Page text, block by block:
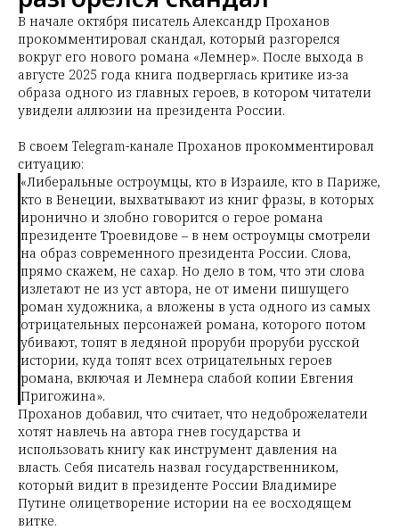
В начале октября писатель Александр Проханов
прокомментировал скандал, который разгорелся
вокруг его нового романа «Лемнер». После выхода в
августе 2025 года книга подверглась критике из-за
образа одного из главных героев, в котором читатели
увидели аллюзии на президента России.
В своем Telegram-канале Проханов прокомментировал
ситуацию:
«Либеральные остроумцы, кто в Израиле, кто в Париже,
кто в Венеции, выхватывают из книг фразы, в которых
иронично и злобно говорится о герое романа
президенте Троевидове – в нем остроумцы смотрели
на образ современного президента России. Слова,
прямо скажем, не сахар. Но дело в том, что эти слова
излетают не из уст автора, не от имени пишущего
роман художника, а вложены в уста одного из самых
отрицательных персонажей романа, которого потом
убивают, топят в ледяной проруби проруби русской
истории, куда топят всех отрицательных героев
романа, включая и Лемнера слабой копии Евгения
Пригожина».
Проханов добавил, что считает, что недоброжелатели
хотят навлечь на автора гнев государства и
использовать книгу как инструмент давления на
власть. Себя писатель назвал государственником,
который видит в президенте России Владимире
Путине олицетворение истории на ее восходящем
витке.